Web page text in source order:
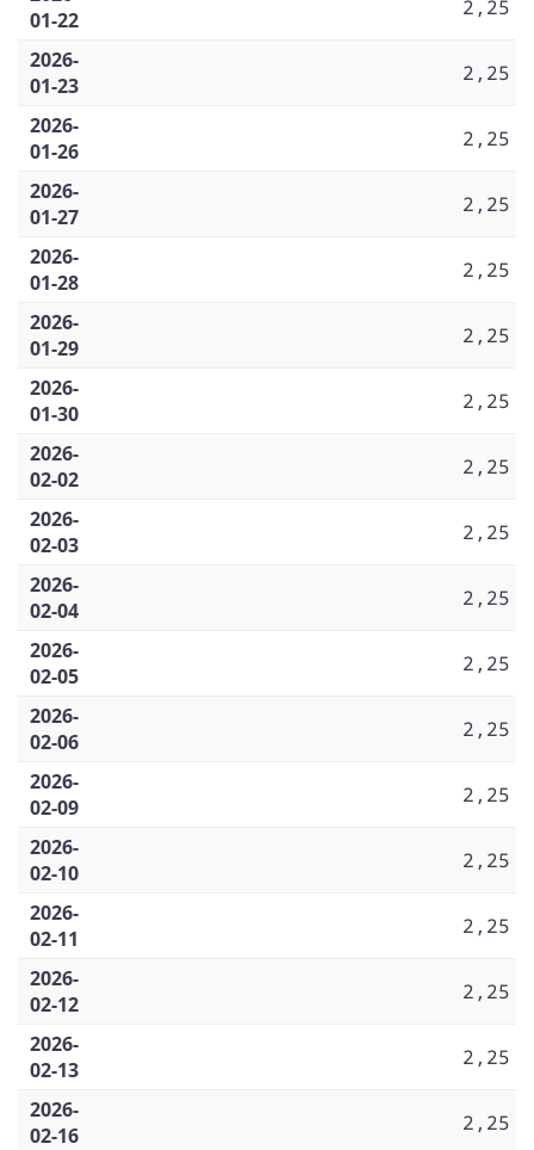
01-22
2,25
2026-
01-23
2,25
2026-
01-26
2,25
2026-
01-27
2,25
2026-
01-28
2,25
2026-
01-29
2,25
2026-
01-30
2,25
2026-
02-02
2,25
2026-
02-03
2,25
2026-
02-04
2,25
2026-
02-05
2,25
2026-
02-06
2,25
2026-
02-09
2,25
2026-
02-10
2,25
2026-
02-11
2,25
2026-
02-12
2,25
2026-
02-13
2,25
2026-
02-16
2,25